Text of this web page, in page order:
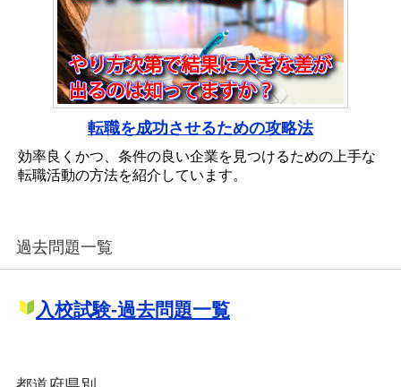
転職を成功させるための攻略法
効率良くかつ、条件の良い企業を見つけるための上手な
転職活動の方法を紹介しています。
過去問題一覧
入校試験-過去問題一覧